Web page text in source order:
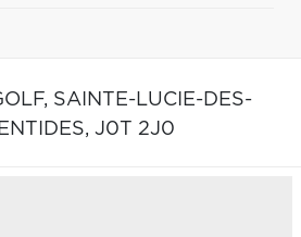
SAINTE-LUCIE-DES-
J0T 2J0